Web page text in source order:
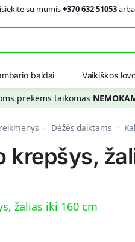
su mumis+370 632 51053arba
baldai Vaikiškos
prekėms taikomas
/ Dėžės daiktams /
krepšys,